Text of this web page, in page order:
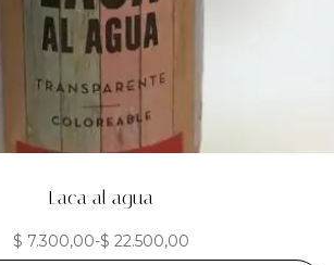
Laca al agua
$ 7.300,00-$ 22.500,00